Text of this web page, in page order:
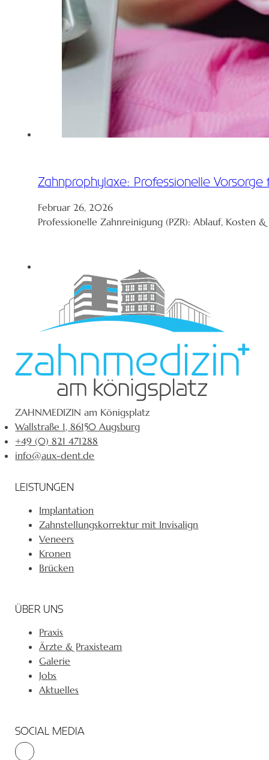
Zahnprophylaxe: Professionelle Vorsorge
Februar 26, 2026
Professionelle Zahnreinigung (PZR): Ablauf, Kosten
ZAHNMEDIZIN am Königsplatz
Wallstraße 1, 86150 Augsburg
+49 (0) 821 471288
info@aux-dent.de
LEISTUNGEN
Implantation
Zahnstellungskorrektur mit Invisalign
Veneers
Kronen
Brücken
ÜBER UNS
Praxis
Ärzte & Praxisteam
Galerie
Jobs
Aktuelles
SOCIAL MEDIA